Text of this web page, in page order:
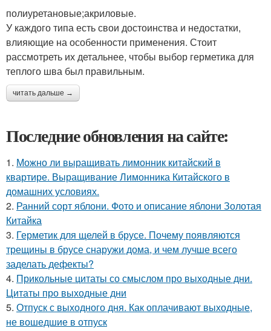
полиуретановые;акриловые.
У каждого типа есть свои достоинства и недостатки,
влияющие на особенности применения. Стоит
рассмотреть их детальнее, чтобы выбор герметика для
теплого шва был правильным.
читать дальше →
Последние обновления на сайте:
1. Можно ли выращивать лимонник китайский в
квартире. Выращивание Лимонника Китайского в
домашних условиях.
2. Ранний сорт яблони. Фото и описание яблони Золотая
Китайка
3. Герметик для щелей в брусе. Почему появляются
трещины в брусе снаружи дома, и чем лучше всего
заделать дефекты?
4. Прикольные цитаты со смыслом про выходные дни.
Цитаты про выходные дни
5. Отпуск с выходного дня. Как оплачивают выходные,
не вошедшие в отпуск